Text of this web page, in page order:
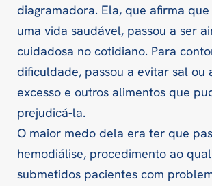
diagramadora. Ela, que afirma
uma vida saudável, passou a ser
cuidadosa no cotidiano. Para
dificuldade, passou a evitar sal ou
excesso e outros alimentos que
prejudicá-la.
O maior medo dela era ter que
hemodiálise, procedimento ao
submetidos pacientes com